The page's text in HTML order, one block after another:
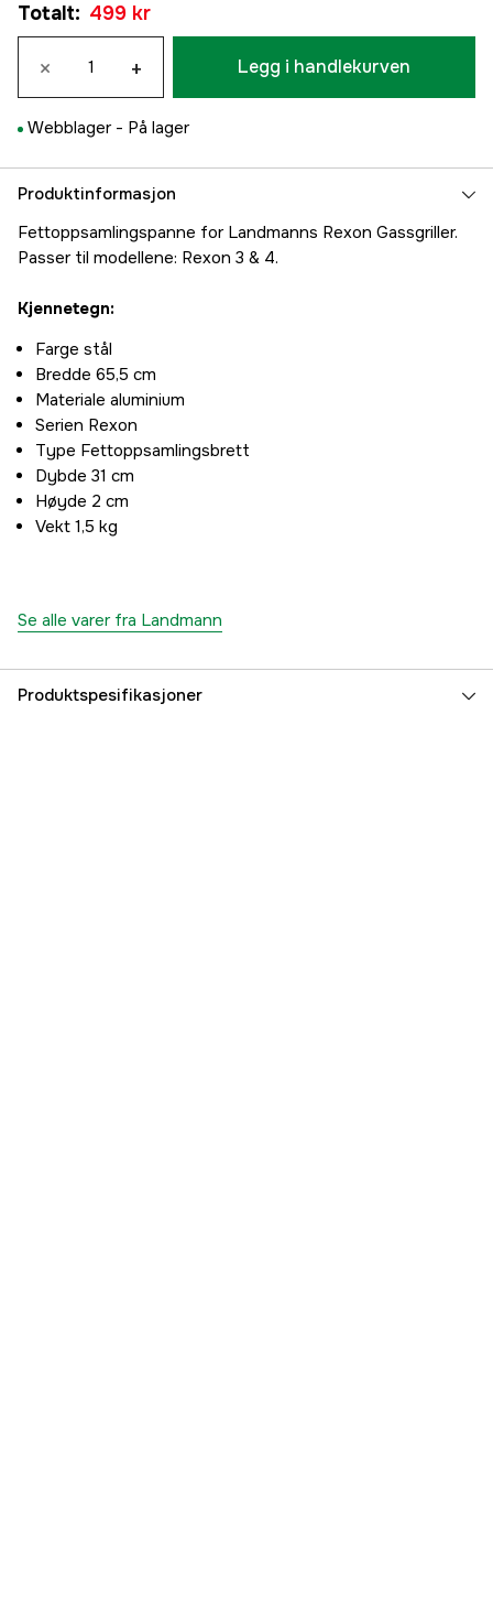
Totalt: 499 kr
× + Legg i handlekurven
Webblager - På lager
Produktinformasjon
Fettoppsamlingspanne for Landmanns Rexon Gassgriller.
Passer til modellene: Rexon 3 & 4.
Kjennetegn:
Farge stål
Bredde 65,5 cm
Materiale aluminium
Serien Rexon
Type Fettoppsamlingsbrett
Dybde 31 cm
Høyde 2 cm
Vekt 1,5 kg
Se alle varer fra Landmann
Produktspesifikasjoner